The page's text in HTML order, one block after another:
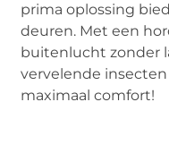
prima oplossing
deuren. Met een
buitenlucht zonder
vervelende
maximaal comfort!